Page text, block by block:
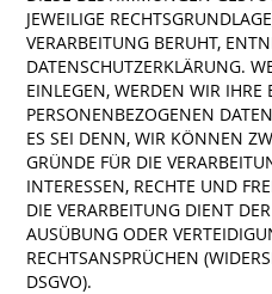
JEWEILIGE
VERARBEITUNG BERUHT,
DATENSCHUTZERKLÄRUNG.
EINLEGEN, WERDEN WIR IHRE
PERSONENBEZOGENEN
ES SEI DENN, WIR KÖNNEN
GRÜNDE FÜR DIE
INTERESSEN, RECHTE UND
DIE VERARBEITUNG DIENT
AUSÜBUNG ODER
RECHTSANSPRÜCHEN
DSGVO).